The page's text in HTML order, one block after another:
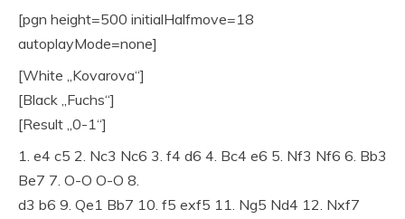
[pgn height=500 initialHalfmove=18
autoplayMode=none]
[White „Kovarova“]
[Black „Fuchs“]
[Result „0-1“]
1. e4 c5 2. Nc3 Nc6 3. f4 d6 4. Bc4 e6 5. Nf3 Nf6 6. Bb3
Be7 7. O-O O-O 8.
d3 b6 9. Qe1 Bb7 10. f5 exf5 11. Ng5 Nd4 12. Nxf7